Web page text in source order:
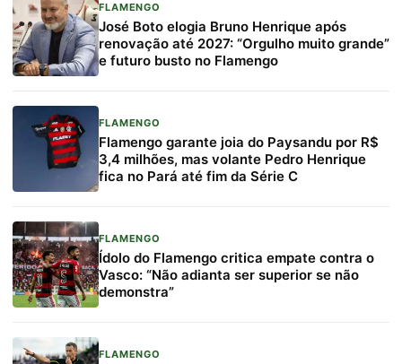
FLAMENGO
José Boto elogia Bruno Henrique após
renovação até 2027: “Orgulho muito grande”
e futuro busto no Flamengo
FLAMENGO
Flamengo garante joia do Paysandu por R$
3,4 milhões, mas volante Pedro Henrique
fica no Pará até fim da Série C
FLAMENGO
Ídolo do Flamengo critica empate contra o
Vasco: “Não adianta ser superior se não
demonstra”
FLAMENGO